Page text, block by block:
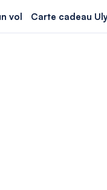
vol Carte cadeau